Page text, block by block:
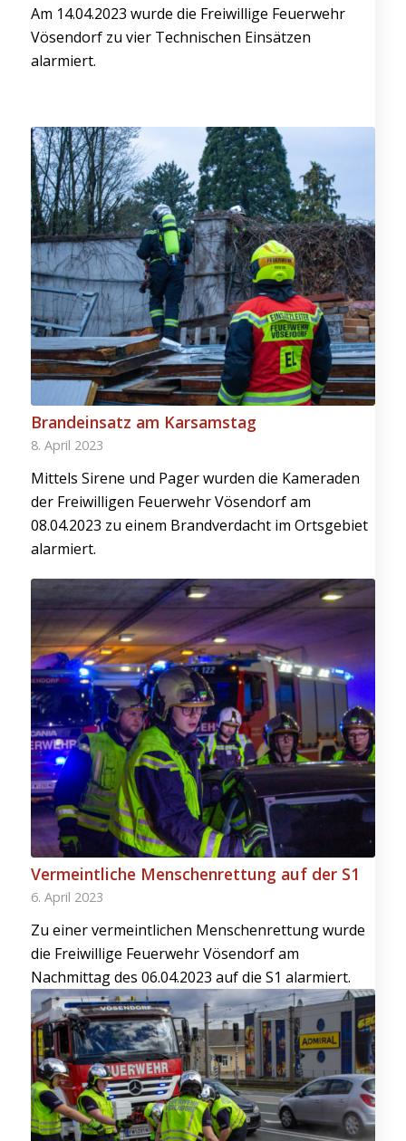
Am 14.04.2023 wurde die Freiwillige Feuerwehr
Vösendorf zu vier Technischen Einsätzen
alarmiert.
Brandeinsatz am Karsamstag
8. April 2023
Mittels Sirene und Pager wurden die Kameraden
der Freiwilligen Feuerwehr Vösendorf am
08.04.2023 zu einem Brandverdacht im Ortsgebiet
alarmiert.
Vermeintliche Menschenrettung auf der S1
6. April 2023
Zu einer vermeintlichen Menschenrettung wurde
die Freiwillige Feuerwehr Vösendorf am
Nachmittag des 06.04.2023 auf die S1 alarmiert.